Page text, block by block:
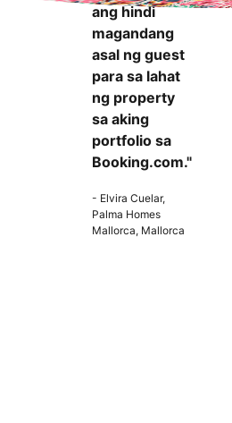
ang hindi
magandang
asal ng guest
para sa lahat
ng property
sa aking
portfolio sa
Booking.com."
- Elvira Cuelar,
Palma Homes
Mallorca, Mallorca